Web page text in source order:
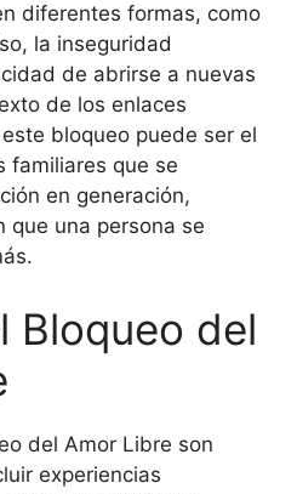
diferentes formas, como
la inseguridad
de abrirse a nuevas
de los enlaces
bloqueo puede ser el
familiares que se
en generación,
que una persona se
Bloqueo del
del Amor Libre son
experiencias